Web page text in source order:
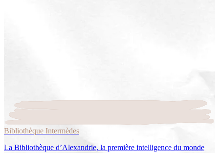
Bibliothèque Intermèdes
La Bibliothèque d’Alexandrie, la première intelligence du monde